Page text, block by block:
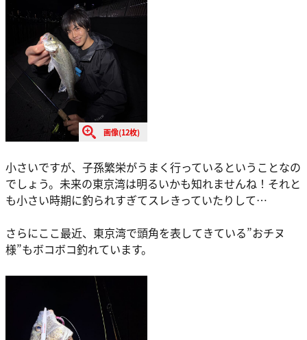
画像(12枚)
小さいですが、子孫繁栄がうまく行っているということなの
でしょう。未来の東京湾は明るいかも知れませんね！それと
も小さい時期に釣られすぎてスレきっていたりして…
さらにここ最近、東京湾で頭角を表してきている”おチヌ
様”もボコボコ釣れています。